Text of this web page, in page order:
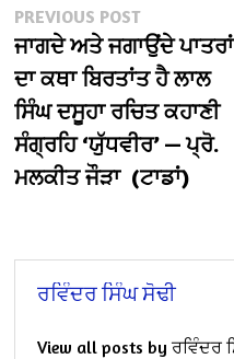
Post
navigation
PREVIOUS POSTPrevious
post:
ਜਾਗਦੇ ਅਤੇ ਜਗਾਉਂਦੇ ਪਾਤਰਾਂ
ਦਾ ਕਥਾ ਬਿਰਤਾਂਤ ਹੈ ਲਾਲ
ਸਿੰਘ ਦਸੂਹਾ ਰਚਿਤ ਕਹਾਣੀ
ਸੰਗ੍ਰਹਿ ‘ਯੁੱਧਵੀਰ’ — ਪ੍ਰੋ.
ਮਲਕੀਤ ਜੌੜਾ (ਟਾਡਾਂ)
ਰਵਿੰਦਰ ਸਿੰਘ ਸੋਢੀ
View all posts by ਰਵਿੰਦਰ